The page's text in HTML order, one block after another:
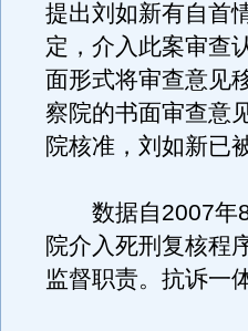
提出刘如新有自首
定，介入此案审查
面形式将审查意见
察院的书面审查意
院核准，刘如新已
数据自2007年8
院介入死刑复核程
监督职责。抗诉一